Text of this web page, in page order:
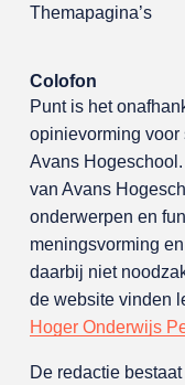
Themapagina’s
Colofon
Punt is het
opinievorming voor
Avans
van Avans
onderwerpen en
meningsvorming
daarbij niet
de website vinden
Hoger Onderwijs
De redactie